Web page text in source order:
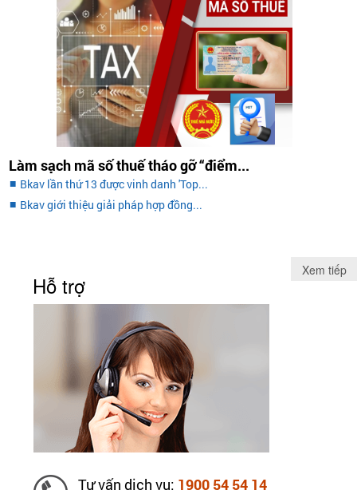
Làm sạch mã số thuế tháo gỡ “điểm...
Bkav lần thứ 13 được vinh danh 'Top...
Bkav giới thiệu giải pháp hợp đồng...
Xem tiếp
Hỗ trợ
Tư vấn dịch vụ: 1900 54 54 14